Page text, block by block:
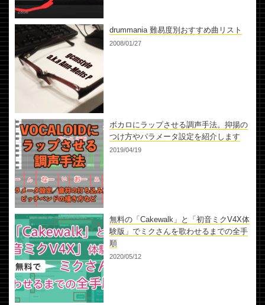
drummania 難易度別おすすめ曲リスト
2008/01/27
ボカロにラップさせる調声手法。抑揚の
つけ方やパラメータ設定を紹介します
2019/04/19
無料の「Cakewalk」と「初音ミクV4X体
験版」でミクさんを歌わせるまでの全手
順
2020/05/12